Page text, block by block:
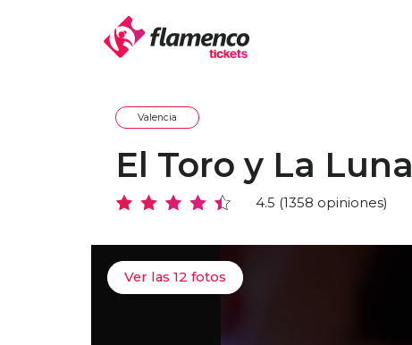
Ver las 12 fotos
Valencia
El Toro y La Luna
4.5 (1358 opiniones)